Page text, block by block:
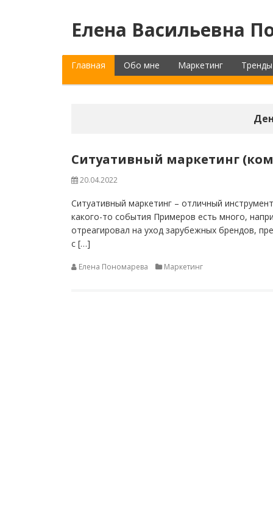
Елена Васильевна
Главная Обо мне Маркетинг Тренды
Ситуативный маркетинг
20.04.2022
Ситуативный маркетинг – отличный
какого-то события Примеров есть много,
отреагировал на уход зарубежных брендов,
с […]
Елена Пономарева Маркетинг